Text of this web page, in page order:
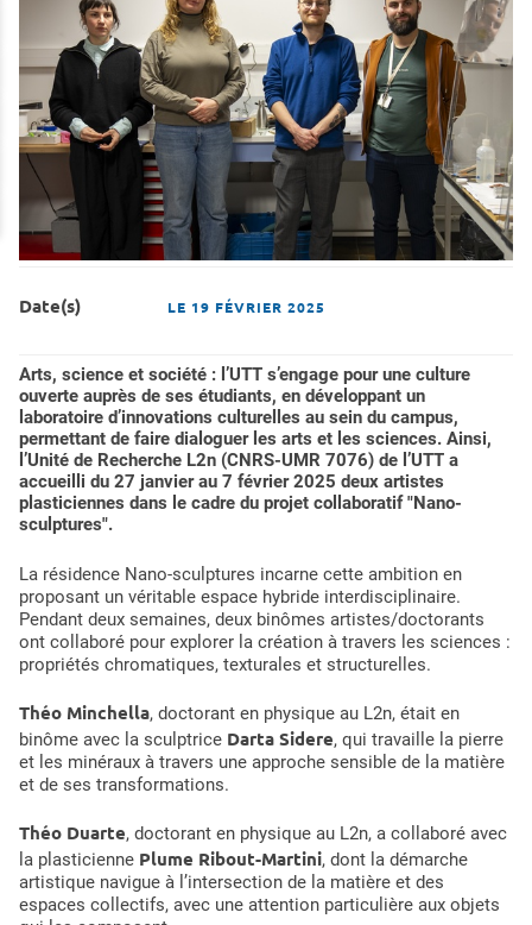
Date(s) LE 19 FÉVRIER 2025
Arts, science et société : l’UTT s’engage pour une culture
ouverte auprès de ses étudiants, en développant un
laboratoire d’innovations culturelles au sein du campus,
permettant de faire dialoguer les arts et les sciences. Ainsi,
l’Unité de Recherche L2n (CNRS-UMR 7076) de l’UTT a
accueilli du 27 janvier au 7 février 2025 deux artistes
plasticiennes dans le cadre du projet collaboratif "Nano-
sculptures".
La résidence Nano-sculptures incarne cette ambition en
proposant un véritable espace hybride interdisciplinaire.
Pendant deux semaines, deux binômes artistes/doctorants
ont collaboré pour explorer la création à travers les sciences :
propriétés chromatiques, texturales et structurelles.
Théo Minchella, doctorant en physique au L2n, était en
binôme avec la sculptrice Darta Sidere, qui travaille la pierre
et les minéraux à travers une approche sensible de la matière
et de ses transformations.
Théo Duarte, doctorant en physique au L2n, a collaboré avec
la plasticienne Plume Ribout-Martini, dont la démarche
artistique navigue à l’intersection de la matière et des
espaces collectifs, avec une attention particulière aux objets